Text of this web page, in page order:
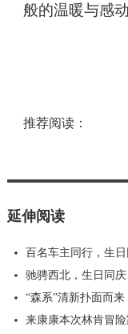
般的温暖与感动
推荐阅读：
延伸阅读
百名车主同行，生
驰骋西北，生日同
“森系”清新扑面而
来康康本次林肯冒